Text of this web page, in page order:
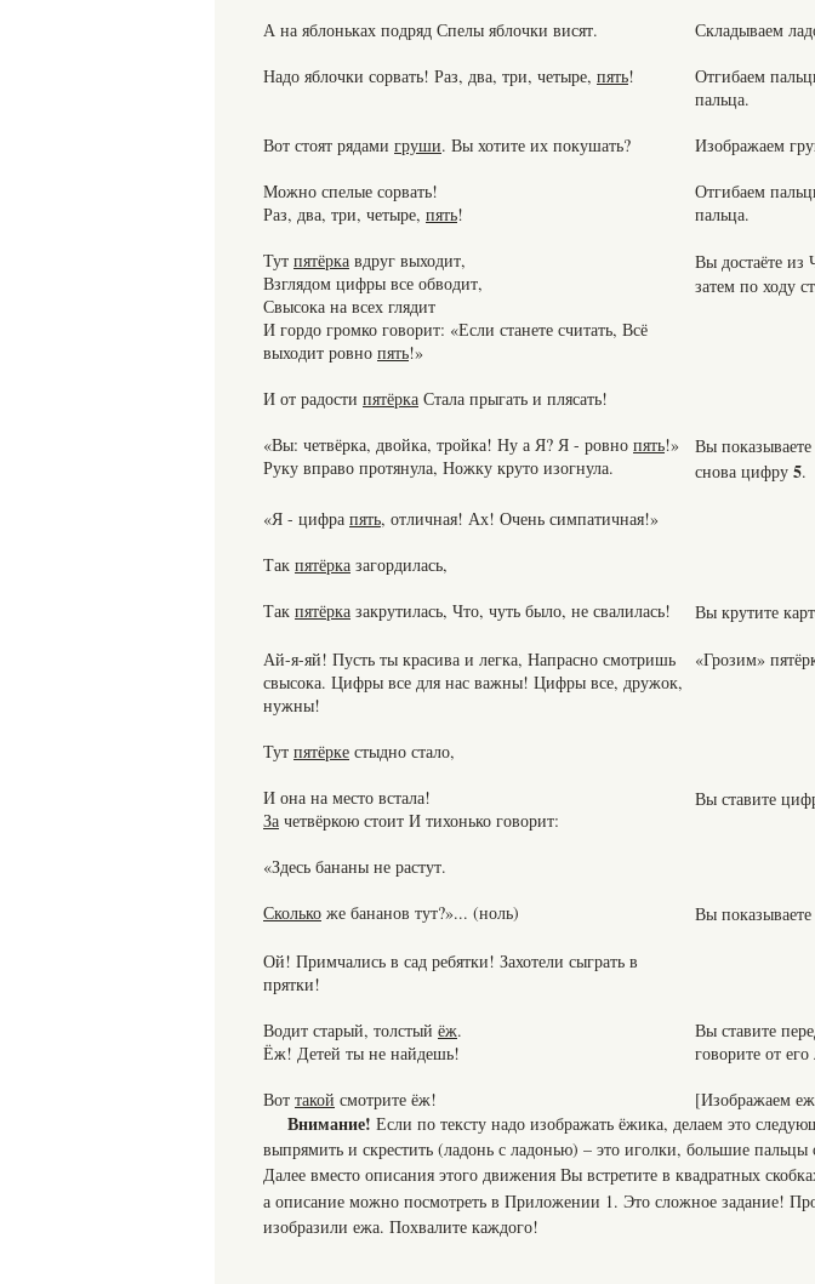
А на яблоньках подряд Спелы яблочки висят.
Складываем
Надо яблочки сорвать! Раз, два, три, четыре, пять!
Отгибаем
пальца.
Вот стоят рядами груши. Вы хотите их покушать?
Изображаем
Можно спелые сорвать!
Раз, два, три, четыре, пять!
Отгибаем
пальца.
Тут пятёрка вдруг выходит,
Взглядом цифры все обводит,
Свысока на всех глядит
И гордо громко говорит: «Если станете считать, Всё
выходит ровно пять!»
Вы достаёте из
затем по ходу
И от радости пятёрка Стала прыгать и плясать!
«Вы: четвёрка, двойка, тройка! Ну а Я? Я - ровно пять!»
Руку вправо протянула, Ножку круто изогнула.
Вы
снова цифру 5.
«Я - цифра пять, отличная! Ах! Очень симпатичная!»
Так пятёрка загордилась,
Так пятёрка закрутилась, Что, чуть было, не свалилась! Вы крутите
Ай-я-яй! Пусть ты красива и легка, Напрасно смотришь
свысока. Цифры все для нас важны! Цифры все, дружок,
нужны!
«Грозим»
Тут пятёрке стыдно стало,
И она на место встала!
За четвёркою стоит И тихонько говорит:
Вы ставите
«Здесь бананы не растут.
Сколько же бананов тут?»... (ноль) Вы
Ой! Примчались в сад ребятки! Захотели сыграть в
прятки!
Водит старый, толстый ёж.
Ёж! Детей ты не найдешь!
Вы ставите
говорите от
Вот такой смотрите ёж! [Изображаем
Внимание! Если по тексту надо изображать ёжика, делаем это
выпрямить и скрестить (ладонь с ладонью) – это иголки, большие пальцы
Далее вместо описания этого движения Вы встретите в квадратных
а описание можно посмотреть в Приложении 1. Это сложное задание!
изобразили ежа. Похвалите каждого!